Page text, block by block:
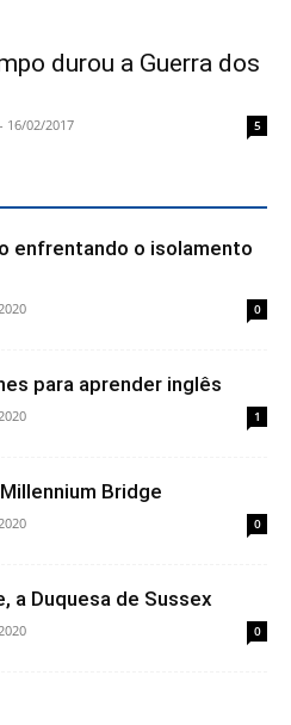
durou a Guerra dos
16/02/2017 5
enfrentando o isolamento
0
para aprender inglês
1
Bridge
0
a Duquesa de Sussex
0